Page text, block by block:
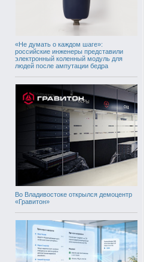
«Не думать о каждом шаге»:
российские инженеры представили
электронный коленный модуль для
людей после ампутации бедра
Во Владивостоке открылся демоцентр
«Гравитон»